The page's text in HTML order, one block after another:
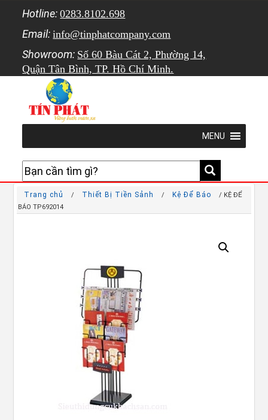
Hotline: 0283.8102.698
Email: info@tinphatcompany.com
Showroom: Số 60 Bàu Cát 2, Phường 14,
Quận Tân Bình, TP. Hồ Chí Minh.
MENU
Trang chủ / Thiết Bị Tiền Sảnh / Kệ Để Báo
/ KỆ ĐỂ
BÁO TP692014